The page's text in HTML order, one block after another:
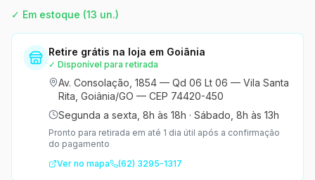
✓ Em estoque (13 un.)
Retire grátis na loja em Goiânia
✓ Disponível para retirada
Av. Consolação, 1854 — Qd 06 Lt 06 — Vila Santa
Rita, Goiânia/GO — CEP 74420-450
Segunda a sexta, 8h às 18h · Sábado, 8h às 13h
Pronto para retirada em até 1 dia útil após a confirmação
do pagamento
Ver no mapa
(62) 3295-1317